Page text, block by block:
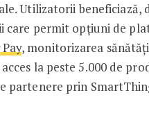
Utilizatorii beneficiază,
care permit opțiuni de
, monitorizarea
la peste 5.000 de
partenere prin